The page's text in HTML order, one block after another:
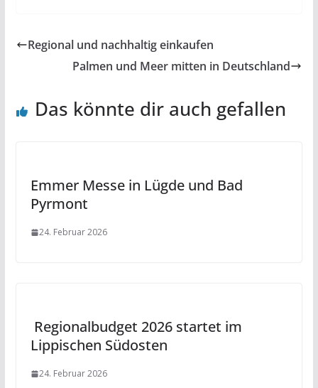
Regional und nachhaltig einkaufen
Palmen und Meer mitten in Deutschland
Das könnte dir auch gefallen
Emmer Messe in Lügde und Bad
Pyrmont
24. Februar 2026
Regionalbudget 2026 startet im
Lippischen Südosten
24. Februar 2026